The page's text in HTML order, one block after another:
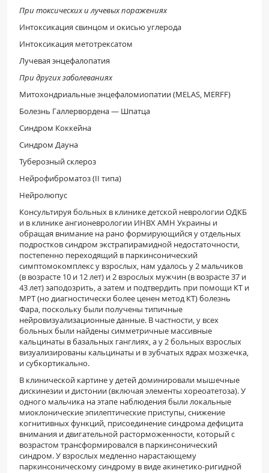
При токсических и лучевых поражениях
Интоксикация свинцом и окисью углерода
Интоксикация метотрексатом
Лучевая энцефалопатия
При других заболеваниях
Митохондриальные энцефаломиопатии (MELAS, MERFF)
Болезнь Галлервордена — Шпатца
Синдром Коккейна
Синдром Дауна
Туберозный склероз
Нейрофиброматоз (II типа)
Нейролюпус
Консультируя больных в клинике детской неврологии ОДКБ
и в клинике ангионеврологии ИНВХ АМН Украины и
обращая внимание на рано формирующийся у отдельных
подростков синдром экстрапирамидной недостаточности,
постепенно переходящий в паркинсонический
симптомокомплекс у взрослых, нам удалось у 2 мальчиков
(в возрасте 10 и 12 лет) и 2 взрослых мужчин (в возрасте 37 и
43 лет) заподозрить, а затем и подтвердить при помощи КТ и
МРТ (но диагностически более ценен метод КТ) болезнь
Фара, поскольку были получены типичные
нейровизуализационные данные. В частности, у всех
больных были найдены симметричные массивные
кальцинаты в базальных ганглиях, а у 2 больных взрослых
визуализированы кальцинаты и в зубчатых ядрах мозжечка,
и субкортикально.
В клинической картине у детей доминировали мышечные
дискинезии и дистонии (включая элементы хореоатетоза). У
одного мальчика на этапе наблюдения были локальные
миоклонические эпилептические приступы, снижение
когнитивных функций, присоединение синдрома дефицита
внимания и двигательной расторможенности, который с
возрастом трансформировался в паркинсонический
синдром. У взрослых медленно нарастающему
паркинсоническому синдрому в виде акинетико-ригидной